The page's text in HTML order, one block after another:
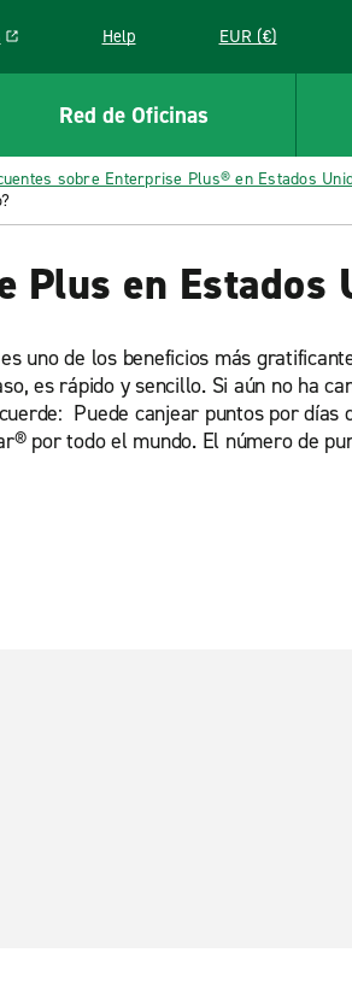
in a new window
Help EUR (€)
Red de Oficinas
sobre Enterprise Plus® en Estados
Plus en Estados
uno de los beneficios más
es rápido y sencillo. Si aún no ha
Puede canjear puntos por
por todo el mundo. El número de